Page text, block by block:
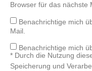
Browser für das nächste
Benachrichtige mich
Mail.
Benachrichtige mich
* Durch die Nutzung
Speicherung und